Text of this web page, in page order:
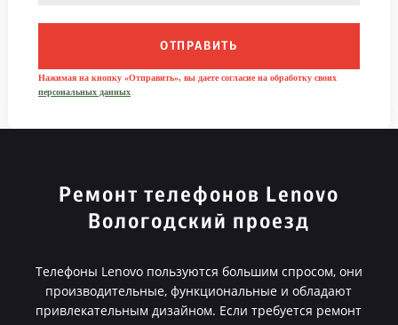
ОТПРАВИТЬ
Нажимая на кнопку «Отправить», вы даете согласие на обработку своих
персональных данных
Ремонт телефонов Lenovo
Вологодский проезд
Телефоны Lenovo пользуются большим спросом, они
производительные, функциональные и обладают
привлекательным дизайном. Если требуется ремонт